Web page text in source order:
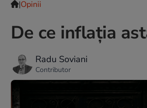
|Opinii
De ce inflația
Radu Soviani
Contributor